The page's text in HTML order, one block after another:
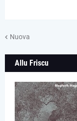
Nuova
Allu Friscu